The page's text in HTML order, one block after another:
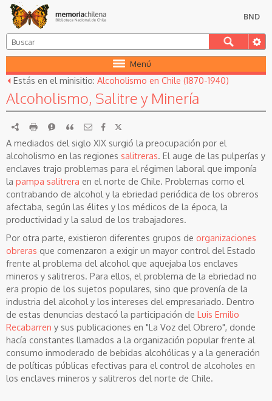
BND
Menú
Estás en el minisitio: Alcoholismo en Chile (1870-1940)
Alcoholismo, Salitre y Minería
RDF imprimirReportarCitar
A mediados del siglo XIX surgió la preocupación por el
alcoholismo en las regiones salitreras. El auge de las pulperías y
enclaves trajo problemas para el régimen laboral que imponía
la pampa salitrera en el norte de Chile. Problemas como el
contrabando de alcohol y la ebriedad periódica de los obreros
afectaba, según las élites y los médicos de la época, la
productividad y la salud de los trabajadores.
Por otra parte, existieron diferentes grupos de organizaciones
obreras que comenzaron a exigir un mayor control del Estado
frente al problema del alcohol que aquejaba los enclaves
mineros y salitreros. Para ellos, el problema de la ebriedad no
era propio de los sujetos populares, sino que provenía de la
industria del alcohol y los intereses del empresariado. Dentro
de estas denuncias destacó la participación de Luis Emilio
Recabarren y sus publicaciones en "La Voz del Obrero", donde
hacía constantes llamados a la organización popular frente al
consumo inmoderado de bebidas alcohólicas y a la generación
de políticas públicas efectivas para el control de alcoholes en
los enclaves mineros y salitreros del norte de Chile.